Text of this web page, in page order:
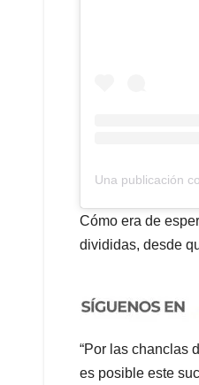
Una publicación
Cómo era de
divididas, desde
“Por las chanclas
es posible este